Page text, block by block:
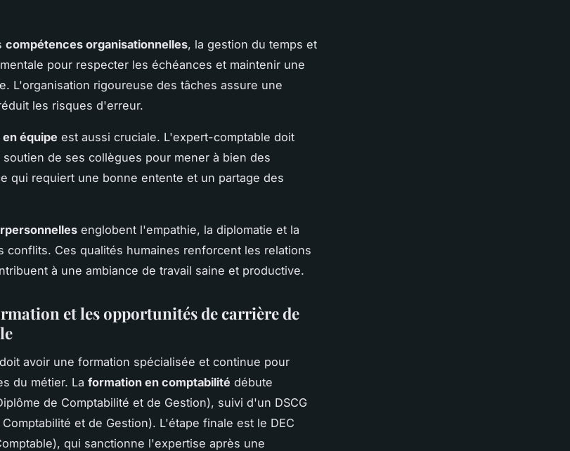
compétences organisationnelles, la gestion du temps et
pour respecter les échéances et maintenir une
L'organisation rigoureuse des tâches assure une
les risques d'erreur.
équipe est aussi cruciale. L'expert-comptable doit
de ses collègues pour mener à bien des
qui requiert une bonne entente et un partage des
englobent l'empathie, la diplomatie et la
conflits. Ces qualités humaines renforcent les relations
à une ambiance de travail saine et productive.
et les opportunités de carrière de
doit avoir une formation spécialisée et continue pour
du métier. La formation en comptabilité débute
de Comptabilité et de Gestion), suivi d'un DSCG
et de Gestion). L'étape finale est le DEC
qui sanctionne l'expertise après une